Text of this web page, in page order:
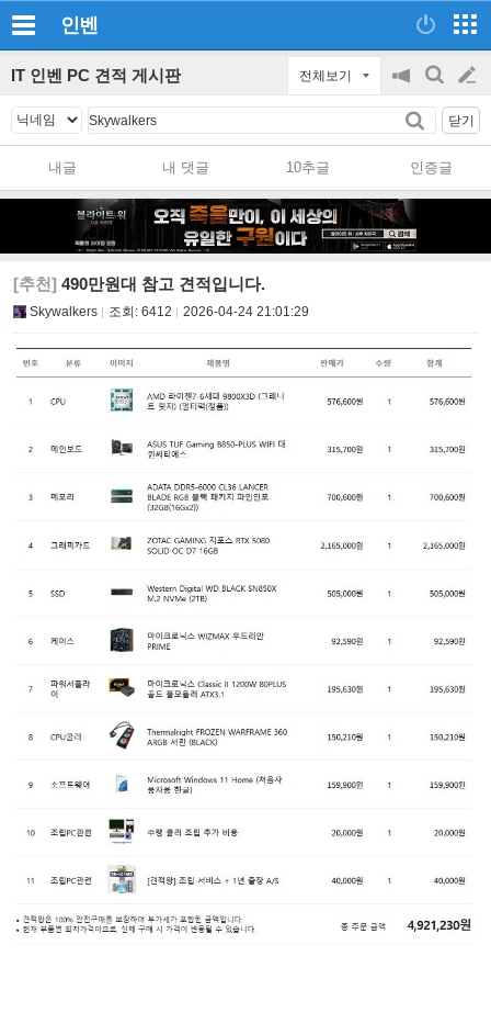
인벤
IT 인벤 PC 견적 게시판 전체보기
공
지
on/off
검
글
쓰
닫기
내글 내 댓글 10추글 인증글
[추천] 490만원대 참고 견적입니다.
Skywalkers 조회: 6412 2026-04-24 21:01:29